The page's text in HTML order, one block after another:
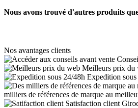
Nous avons trouvé d'autres produits
Nos avantages clients
Meilleurs prix du
Expedition
milliers de références de marque au
Satisfaction client